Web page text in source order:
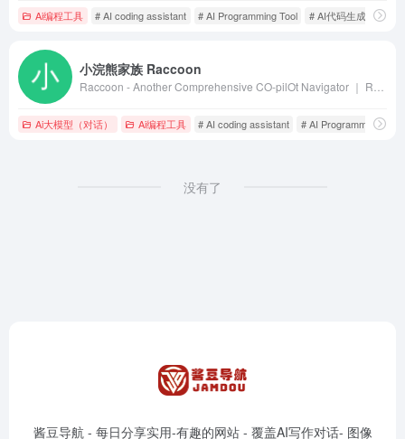
Ai编程工具 # AI coding assistant # AI Programming Tool # AI代码生成
小浣熊家族 Raccoon
Ai大模型（对话） Ai编程工具 # AI coding assistant # AI Programming Tool
没有了
酱豆导航 - 每日分享实用-有趣的网站 - 覆盖AI写作对话- 图像